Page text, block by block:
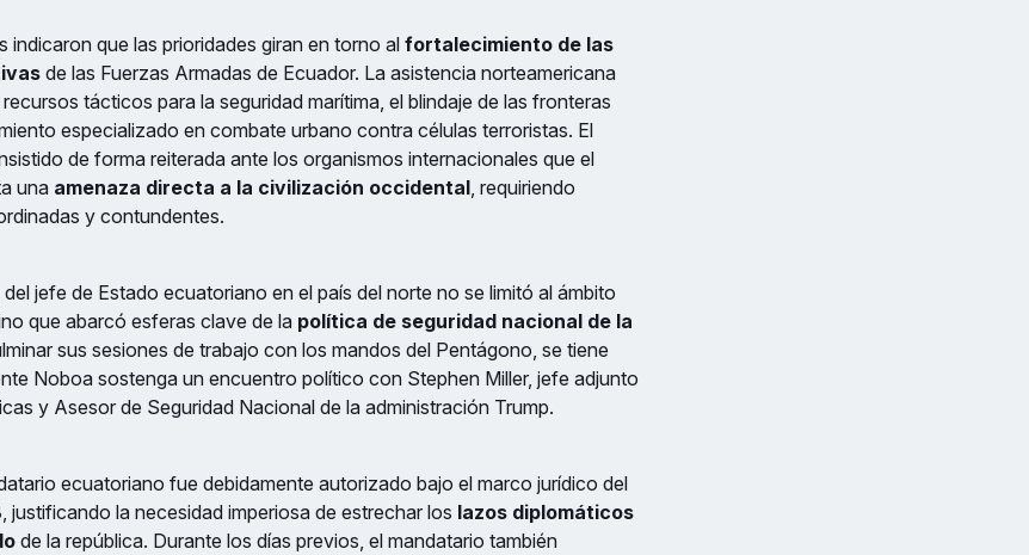
indicaron que las prioridades giran en torno al fortalecimiento de las
de las Fuerzas Armadas de Ecuador. La asistencia norteamericana
tácticos para la seguridad marítima, el blindaje de las fronteras
especializado en combate urbano contra células terroristas. El
de forma reiterada ante los organismos internacionales que el
una amenaza directa a la civilización occidental, requiriendo
y contundentes.
jefe de Estado ecuatoriano en el país del norte no se limitó al ámbito
que abarcó esferas clave de la política de seguridad nacional de la
sus sesiones de trabajo con los mandos del Pentágono, se tiene
Noboa sostenga un encuentro político con Stephen Miller, jefe adjunto
y Asesor de Seguridad Nacional de la administración Trump.
ecuatoriano fue debidamente autorizado bajo el marco jurídico del
justificando la necesidad imperiosa de estrechar los lazos diplomáticos
de la república. Durante los días previos, el mandatario también